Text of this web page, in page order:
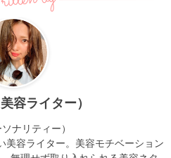
容ライター）
ナリティー）
美容ライター。美容モチベーション